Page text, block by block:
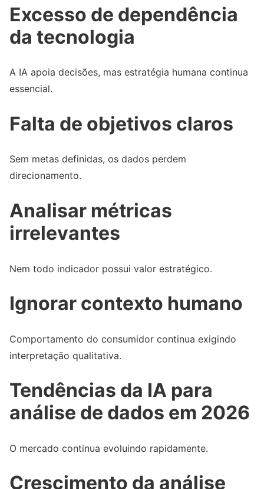
Excesso de dependência
da tecnologia
A IA apoia decisões, mas estratégia humana continua
essencial.
Falta de objetivos claros
Sem metas definidas, os dados perdem
direcionamento.
Analisar métricas
irrelevantes
Nem todo indicador possui valor estratégico.
Ignorar contexto humano
Comportamento do consumidor continua exigindo
interpretação qualitativa.
Tendências da IA para
análise de dados em 2026
O mercado continua evoluindo rapidamente.
Crescimento da análise